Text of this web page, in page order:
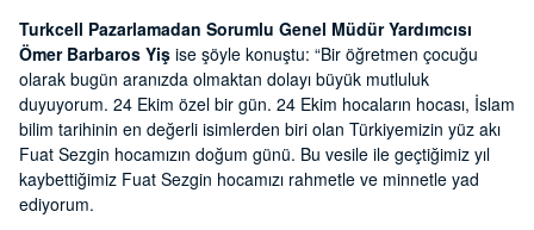
Turkcell Pazarlamadan Sorumlu Genel Müdür Yardımcısı
Ömer Barbaros Yiş ise şöyle konuştu: “Bir öğretmen çocuğu
olarak bugün aranızda olmaktan dolayı büyük mutluluk
duyuyorum. 24 Ekim özel bir gün. 24 Ekim hocaların hocası, İslam
bilim tarihinin en değerli isimlerden biri olan Türkiyemizin yüz akı
Fuat Sezgin hocamızın doğum günü. Bu vesile ile geçtiğimiz yıl
kaybettiğimiz Fuat Sezgin hocamızı rahmetle ve minnetle yad
ediyorum.